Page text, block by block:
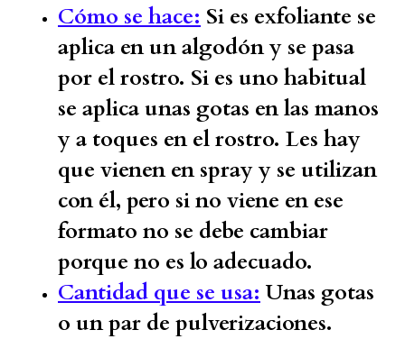
Cómo se hace: Si es exfoliante se
aplica en un algodón y se pasa
por el rostro. Si es uno habitual
se aplica unas gotas en las manos
y a toques en el rostro. Les hay
que vienen en spray y se utilizan
con él, pero si no viene en ese
formato no se debe cambiar
porque no es lo adecuado.
Cantidad que se usa: Unas gotas
o un par de pulverizaciones.